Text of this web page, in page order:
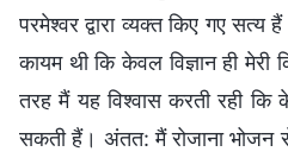
परमेश्वर द्वारा व्यक्त किए गए
कायम थी कि केवल विज्ञान ही
तरह मैं यह विश्वास करती रही कि
सकती हैं। अंतत: मैं रोजाना भोजन